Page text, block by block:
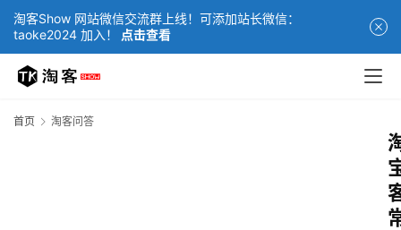
淘客Show 网站微信交流群上线！可添加站长微信：
taoke2024 加入！
点击查看
首页 淘客问答